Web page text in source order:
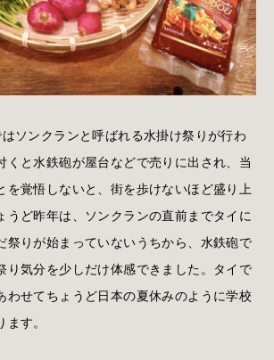
ソンクランと呼ばれる水掛け祭りが行わ
くと水鉄砲が屋台などで売りに出され、当
を覚悟しないと、街を歩けないほど盛り上
うど昨年は、ソンクランの直前までタイに
祭りが始まっていないうちから、水鉄砲で
り気分を少しだけ体感できました。タイで
わせてちょうど日本の夏休みのように学校
す。